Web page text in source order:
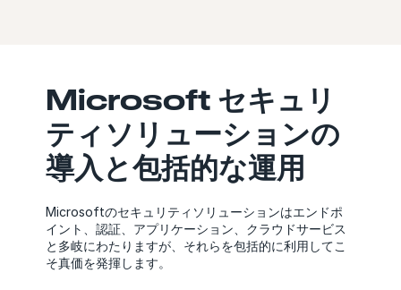
Microsoft セキュリ
ティソリューションの
導入と包括的な運用
Microsoftのセキュリティソリューションはエンドポ
イント、認証、アプリケーション、クラウドサービス
と多岐にわたりますが、それらを包括的に利用してこ
そ真価を発揮します。